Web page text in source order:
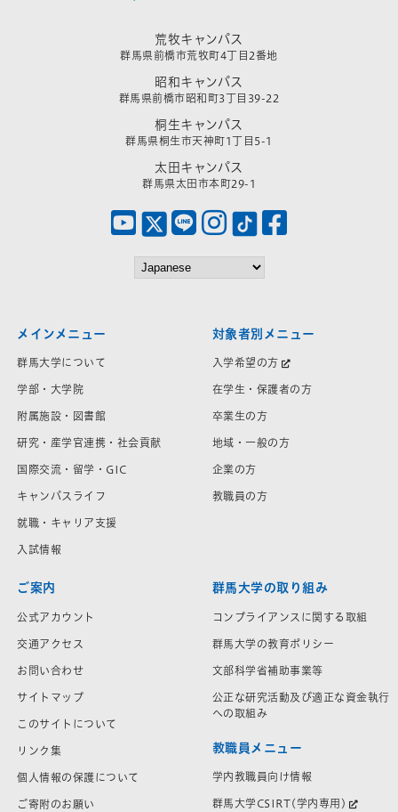
荒牧キャンパス
群馬県前橋市荒牧町4丁目2番地
昭和キャンパス
群馬県前橋市昭和町3丁目39-22
桐生キャンパス
群馬県桐生市天神町1丁目5-1
太田キャンパス
群馬県太田市本町29-1
メインメニュー
群馬大学について
学部・大学院
附属施設・図書館
研究・産学官連携・社会貢献
国際交流・留学・GIC
キャンパスライフ
就職・キャリア支援
入試情報
対象者別メニュー
入学希望の方
在学生・保護者の方
卒業生の方
地域・一般の方
企業の方
教職員の方
ご案内
公式アカウント
交通アクセス
お問い合わせ
サイトマップ
このサイトについて
リンク集
個人情報の保護について
ご寄附のお願い
群馬大学の取り組み
コンプライアンスに関する取組
群馬大学の教育ポリシー
文部科学省補助事業等
公正な研究活動及び適正な資金執行
への取組み
教職員メニュー
学内教職員向け情報
群馬大学CSIRT(学内専用)